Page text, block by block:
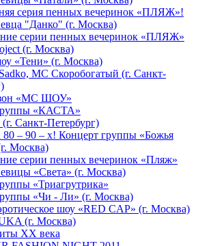
серия пенных вечеринок «ПЛЯЖ»!
"Данко" (г. Москва)
серии пенных вечеринок «ПЛЯЖ»
(г. Москва)
«Тени» (г. Москва)
MC Скоробогатый (г. Санкт-
«МС ШОУ»
«КАСТА»
Санкт-Петербург)
80 – 90 – х! Концерт группы «Божья
Москва)
серии пенных вечеринок «Пляж»
«Света» (г. Москва)
«Триагрутрика»
«Чи - Ли» (г. Москва)
шоу «RED CAP» (г. Москва)
(г. Москва)
XX века